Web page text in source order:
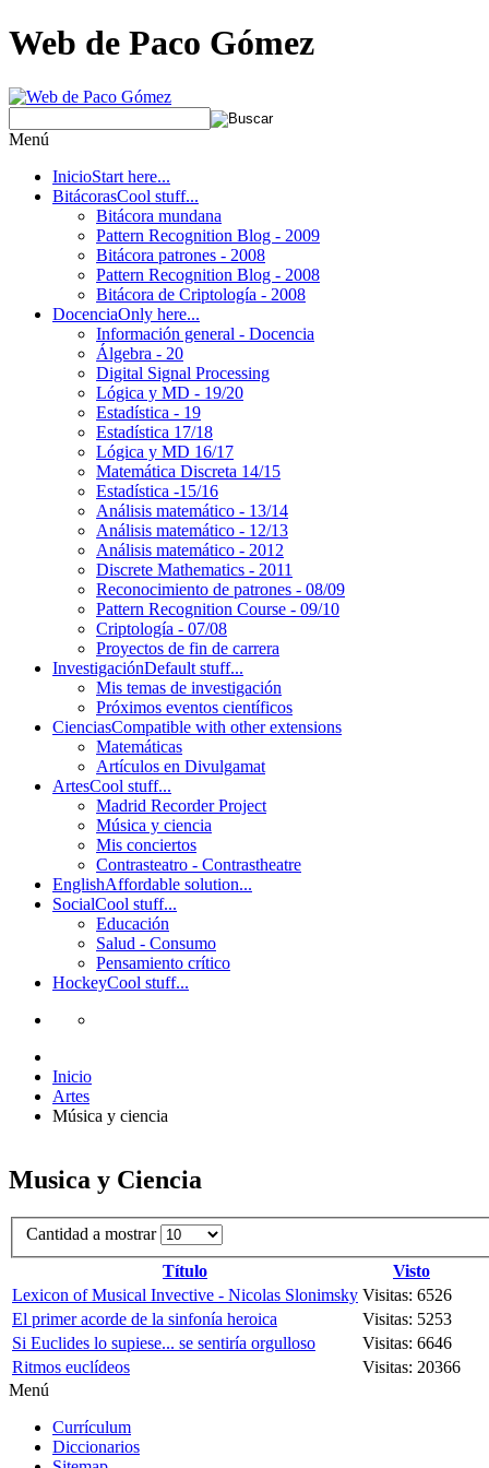
Web de Paco Gómez
Menú
InicioStart here...
BitácorasCool stuff...
Bitácora mundana
Pattern Recognition Blog - 2009
Bitácora patrones - 2008
Pattern Recognition Blog - 2008
Bitácora de Criptología - 2008
DocenciaOnly here...
Información general - Docencia
Álgebra - 20
Digital Signal Processing
Lógica y MD - 19/20
Estadística - 19
Estadística 17/18
Lógica y MD 16/17
Matemática Discreta 14/15
Estadística -15/16
Análisis matemático - 13/14
Análisis matemático - 12/13
Análisis matemático - 2012
Discrete Mathematics - 2011
Reconocimiento de patrones - 08/09
Pattern Recognition Course - 09/10
Criptología - 07/08
Proyectos de fin de carrera
InvestigaciónDefault stuff...
Mis temas de investigación
Próximos eventos científicos
CienciasCompatible with other extensions
Matemáticas
Artículos en Divulgamat
ArtesCool stuff...
Madrid Recorder Project
Música y ciencia
Mis conciertos
Contrasteatro - Contrastheatre
EnglishAffordable solution...
SocialCool stuff...
Educación
Salud - Consumo
Pensamiento crítico
HockeyCool stuff...
Inicio
Artes
Música y ciencia
Musica y Ciencia
Cantidad a mostrar
Título
Visto
Lexicon of Musical Invective - Nicolas Slonimsky Visitas: 6526
El primer acorde de la sinfonía heroica
Visitas: 5253
Si Euclides lo supiese... se sentiría orgulloso
Visitas: 6646
Ritmos euclídeos
Visitas: 20366
Menú
Currículum
Diccionarios